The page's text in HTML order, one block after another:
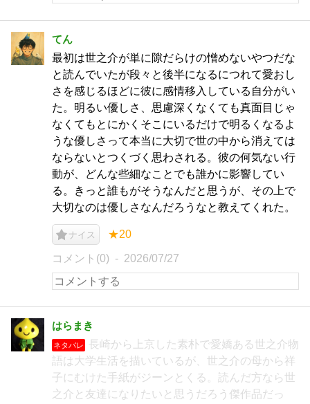
てん
最初は世之介が単に隙だらけの憎めないやつだな
と読んでいたが段々と後半になるにつれて愛おし
さを感じるほどに彼に感情移入している自分がい
た。明るい優しさ、思慮深くなくても真面目じゃ
なくてもとにかくそこにいるだけで明るくなるよ
うな優しさって本当に大切で世の中から消えては
ならないとつくづく思わされる。彼の何気ない行
動が、どんな些細なことでも誰かに影響してい
る。きっと誰もがそうなんだと思うが、その上で
大切なのは優しさなんだろうなと教えてくれた。
ナイス ★20
コメント(0) 2026/07/27
はらまき
ネタバレ
長崎から上京した素朴で愛嬌ある世之介物
語は大学生活を描いているが、世之介の母から祥
子にむけた手紙がジーンとくる。読んだ方なら世
之介と友達になりたいと思うだろう傑作品だっ